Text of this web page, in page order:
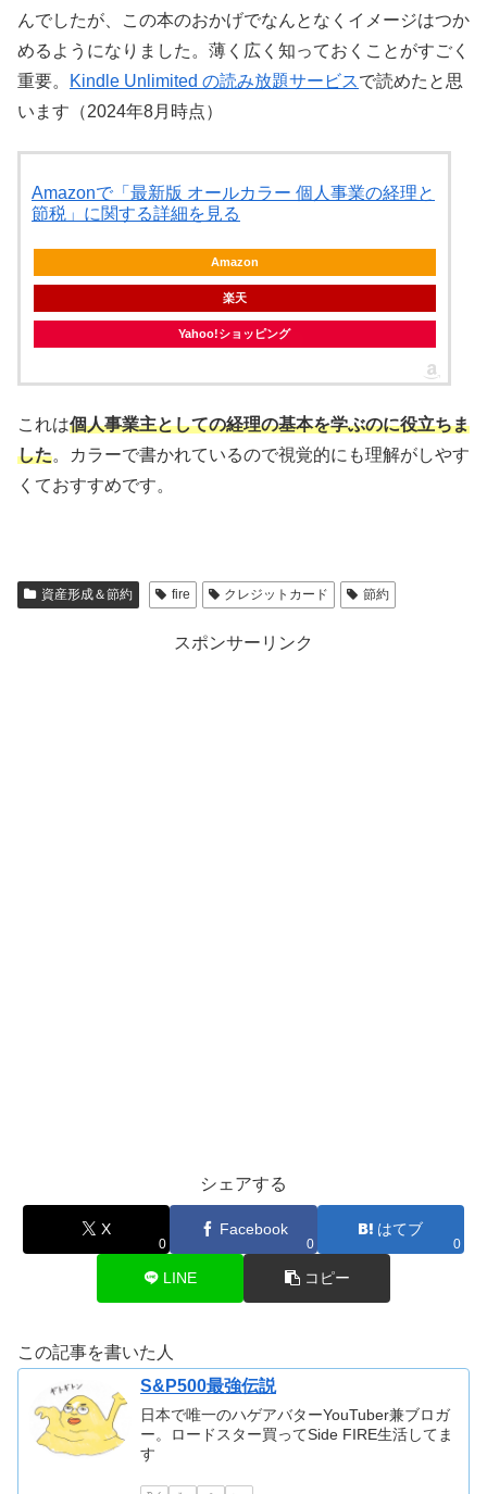
んでしたが、この本のおかげでなんとなくイメージはつか
めるようになりました。薄く広く知っておくことがすごく
重要。
Kindle Unlimited の読み放題サービスで読めたと思
います（2024年8月時点）
Amazonで「最新版 オールカラー 個人事業の経理と
節税」に関する詳細を見る
Amazon
楽天
Yahoo!ショッピング
これは個人事業主としての経理の基本を学ぶのに役立ちま
した。カラーで書かれているので視覚的にも理解がしやす
くておすすめです。
資産形成＆節約 fire クレジットカード 節約
スポンサーリンク
シェアする
X
0
Facebook
0
はてブ
0
LINE コピー
この記事を書いた人
S&P500最強伝説
日本で唯一のハゲアバターYouTuber兼ブロガ
ー。ロードスター買ってSide FIRE生活してま
す